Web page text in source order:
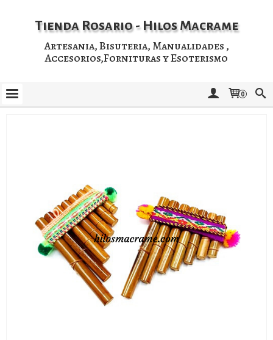
Tienda Rosario - Hilos Macrame
Artesania, Bisuteria, Manualidades ,
Accesorios,Fornituras y Esoterismo
0